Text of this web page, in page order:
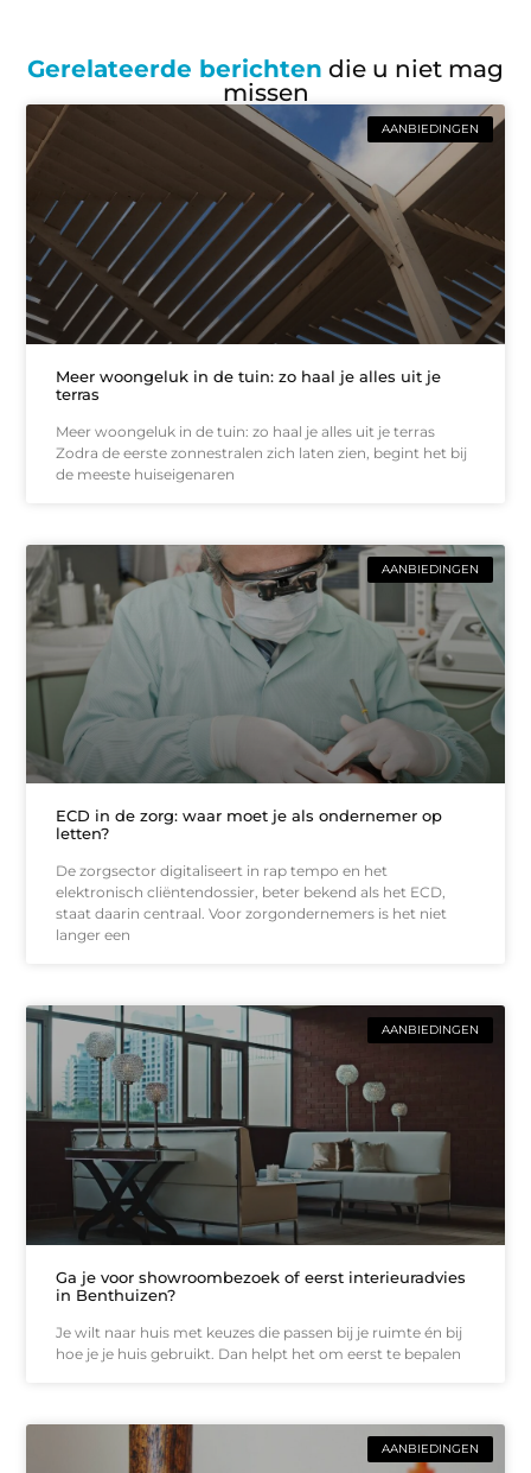
Gerelateerde berichten die u niet mag
missen
AANBIEDINGEN
Meer woongeluk in de tuin: zo haal je alles uit je
terras
Meer woongeluk in de tuin: zo haal je alles uit je terras
Zodra de eerste zonnestralen zich laten zien, begint het bij
de meeste huiseigenaren
AANBIEDINGEN
ECD in de zorg: waar moet je als ondernemer op
letten?
De zorgsector digitaliseert in rap tempo en het
elektronisch cliëntendossier, beter bekend als het ECD,
staat daarin centraal. Voor zorgondernemers is het niet
langer een
AANBIEDINGEN
Ga je voor showroombezoek of eerst interieuradvies
in Benthuizen?
Je wilt naar huis met keuzes die passen bij je ruimte én bij
hoe je je huis gebruikt. Dan helpt het om eerst te bepalen
AANBIEDINGEN